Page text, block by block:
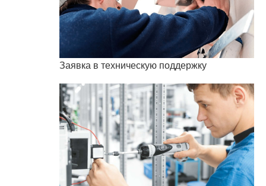
Заявка в техническую поддержку